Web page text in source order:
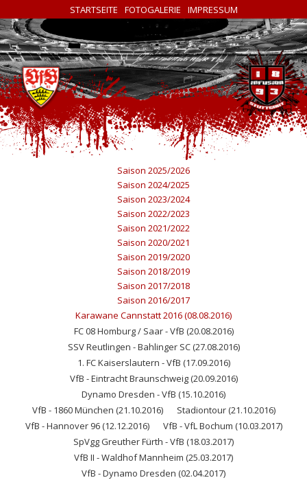
STARTSEITE FOTOGALERIE IMPRESSUM
Saison 2025/2026
Saison 2024/2025
Saison 2023/2024
Saison 2022/2023
Saison 2021/2022
Saison 2020/2021
Saison 2019/2020
Saison 2018/2019
Saison 2017/2018
Saison 2016/2017
Karawane Cannstatt 2016 (08.08.2016)
FC 08 Homburg / Saar - VfB (20.08.2016)
SSV Reutlingen - Bahlinger SC (27.08.2016)
1. FC Kaiserslautern - VfB (17.09.2016)
VfB - Eintracht Braunschweig (20.09.2016)
Dynamo Dresden - VfB (15.10.2016)
VfB - 1860 München (21.10.2016)
Stadiontour (21.10.2016)
VfB - Hannover 96 (12.12.2016)
VfB - VfL Bochum (10.03.2017)
SpVgg Greuther Fürth - VfB (18.03.2017)
VfB II - Waldhof Mannheim (25.03.2017)
VfB - Dynamo Dresden (02.04.2017)